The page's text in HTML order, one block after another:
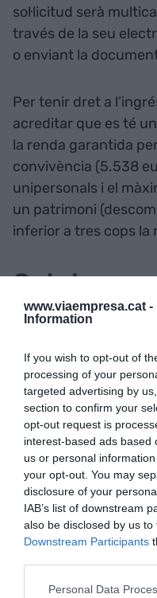
www.viaempresa.cat -
Information
If you wish to opt-out of
processing of your
targeted advertising by
section to confirm your
opt-out request is
interest-based ads based
us or personal
your opt-out. You may
disclosure of your
IAB’s list of downstream
also be disclosed by us
Downstream Participants
Personal Data
sol·licitud serà
través de la seu
o enviant la
Per tenir dret a
acreditar que es té
la renda garantida
convivència (5.538
unipersonals i el
un patrimoni
inferior a tres cops la
Catalunya:
de 2021
El Govern espanyol
acords perquè el
directament la nova
Vital, però no
petició de la
El ministre d’Inclusió,
justificat per la
amb celeritat. “Hi ha
moment el
cas ha recordat que
puguin signar